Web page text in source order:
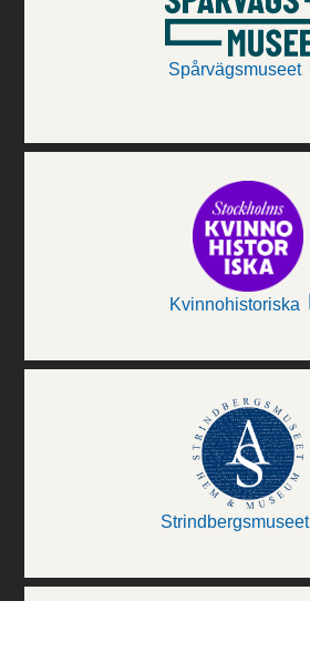
Spårvägsmuseet
Kvinnohistoriska
Strindbergsmuseet